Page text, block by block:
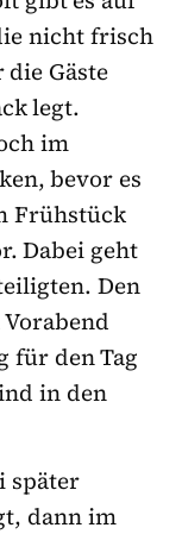
nicht frisch
Gäste
legt.
im
bevor es
Frühstück
Dabei geht
Den
für den Tag
in den
später
dann im